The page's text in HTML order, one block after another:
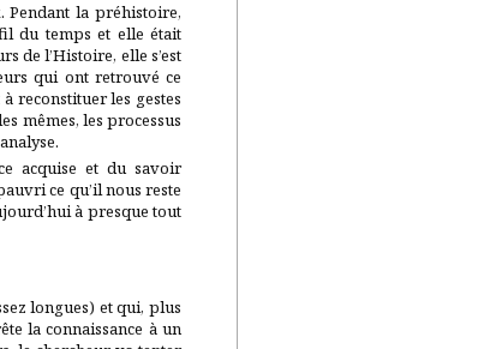
Pendant la préhistoire,
du temps et elle était
de l’Histoire, elle s’est
qui ont retrouvé ce
reconstituer les gestes
mêmes, les processus
acquise et du savoir
ce qu’il nous reste
à presque tout
longues) et qui, plus
la connaissance à un